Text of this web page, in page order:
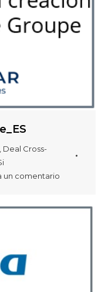
Deal Cross-
un comentario